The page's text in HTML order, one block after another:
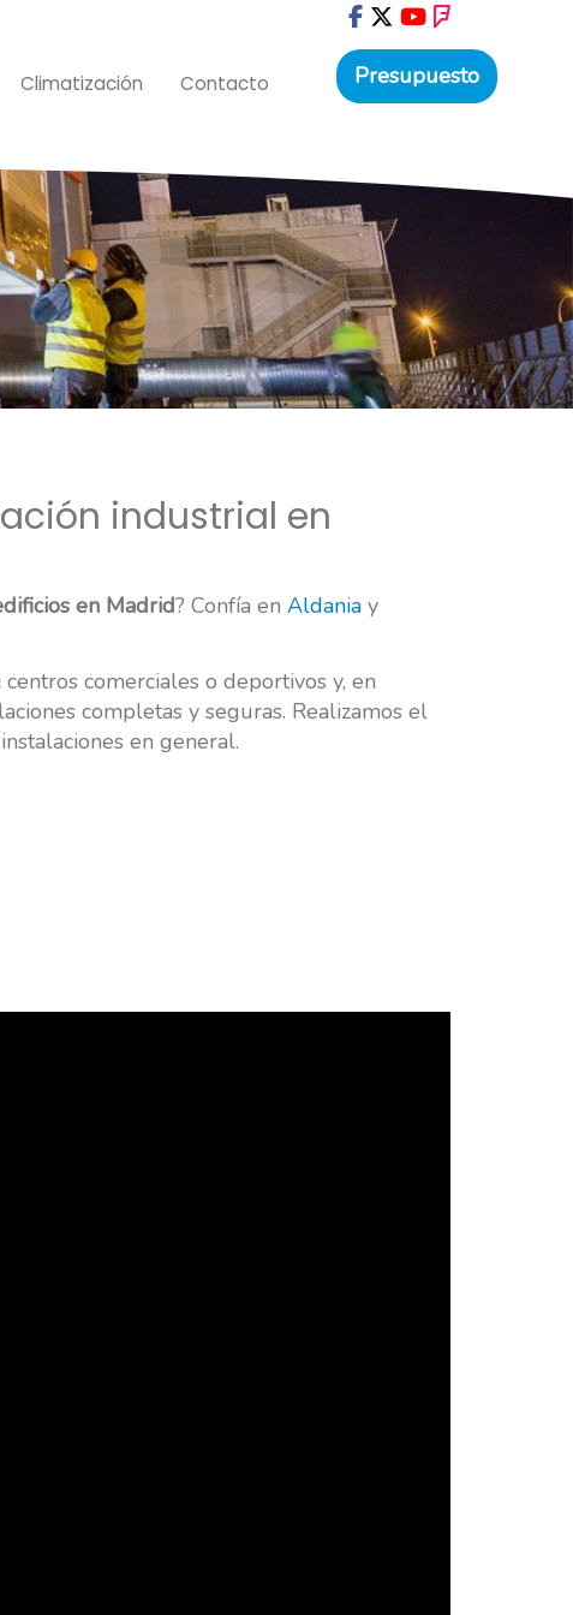
Climatización Contacto Presupuesto
industrial en
en Madrid? Confía en Aldania y
comerciales o deportivos y, en
completas y seguras. Realizamos el
en general.